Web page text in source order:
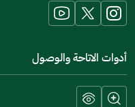
window)
أدوات الاتاحة والوصول